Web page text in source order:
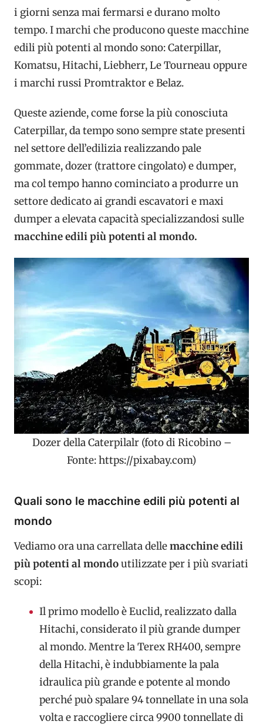
i giorni senza mai fermarsi e durano molto
tempo. I marchi che producono queste macchine
edili più potenti al mondo sono: Caterpillar,
Komatsu, Hitachi, Liebherr, Le Tourneau oppure
i marchi russi Promtraktor e Belaz.
Queste aziende, come forse la più conosciuta
Caterpillar, da tempo sono sempre state presenti
nel settore dell’edilizia realizzando pale
gommate, dozer (trattore cingolato) e dumper,
ma col tempo hanno cominciato a produrre un
settore dedicato ai grandi escavatori e maxi
dumper a elevata capacità specializzandosi sulle
macchine edili più potenti al mondo.
Dozer della Caterpilalr (foto di Ricobino –
Fonte: https://pixabay.com)
Quali sono le macchine edili più potenti al
mondo
Vediamo ora una carrellata dellemacchine edili
più potenti al mondoutilizzate per i più svariati
scopi:
Il primo modello è Euclid, realizzato dalla
Hitachi, considerato il più grande dumper
al mondo. Mentre la Terex RH400, sempre
della Hitachi, è indubbiamente la pala
idraulica più grande e potente al mondo
perché può spalare 94 tonnellate in una sola
volta e raccogliere circa 9900 tonnellate di